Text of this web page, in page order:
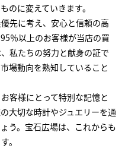
のに変えていきます。
先に考え、安心と信頼の高
％以上のお客様が当店の買
私たちの努力と献身の証で
場動向を熟知していること
客様にとって特別な記憶と
大切な時計やジュエリーを通
う。宝石広場は、これからも
。